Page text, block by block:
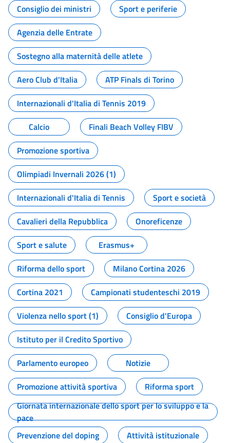
Consiglio dei ministri
Sport e periferie
Agenzia delle Entrate
Sostegno alla maternità delle atlete
Aero Club d'Italia
ATP Finals di Torino
Internazionali d'Italia di Tennis 2019
Calcio
Finali Beach Volley FIBV
Promozione sportiva
Olimpiadi Invernali 2026 (1)
Internazionali d'Italia di Tennis
Sport e società
Cavalieri della Repubblica
Onoreficenze
Sport e salute
Erasmus+
Riforma dello sport
Milano Cortina 2026
Cortina 2021
Campionati studenteschi 2019
Violenza nello sport (1)
Consiglio d'Europa
Istituto per il Credito Sportivo
Parlamento europeo
Notizie
Promozione attività sportiva
Riforma sport
Giornata internazionale dello sport per lo sviluppo e la
pace
Prevenzione del doping
Attività istituzionale